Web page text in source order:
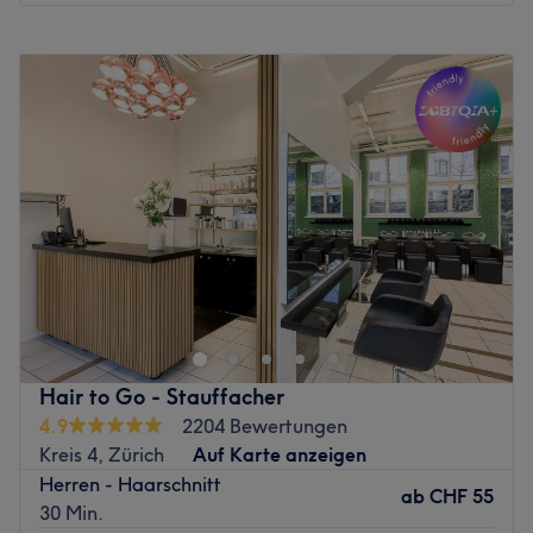
Dienstag
09:00–19:00
Mittwoch
09:00 19:00
Donnerstag
09:00–19:00
09:00–19:00
10:00– 17:00
Sonntag
Geschlossen
Hinter dem Konzept steht das Team von DOWNTOWN
Zürich, das seit 2019 mit einem klaren Anspruch
überzeugt: höchste Qualität, gelebte Authentizität und
echte Begeisterung für Menschen.
Gemeinsam mit Galaxus, dem grössten Beauty-
Produktsupplier der Schweiz, bietet das Beauty Lab die
einmalige Möglichkeit, die neuesten Produkte direkt zu
erleben. Getestet, kuratiert und empfohlen von einem
Team, das weiss, was es tut.
Hair to Go - Stauffacher
4.9
2204 Bewertungen
Kreis 4, Zürich
Auf Karte anzeigen
Herren - Haarschnitt
30 Min.
ab CHF 55